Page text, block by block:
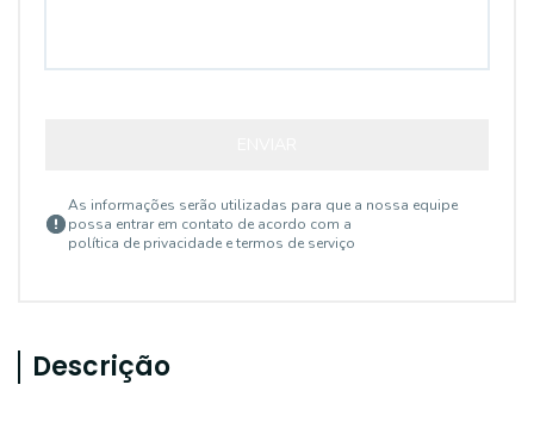
As informações serão utilizadas para que a nossa equipe
possa entrar em contato de acordo com a
política de privacidade e termos de serviço
Descrição